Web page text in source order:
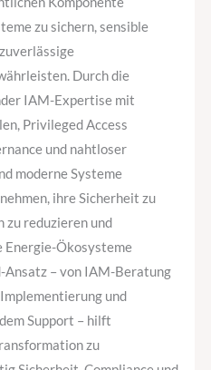
zu sichern, sensible
Durch die
IAM-Expertise mit
Privileged Access
und nahtloser
moderne Systeme
ihre Sicherheit zu
reduzieren und
Ökosysteme
Ansatz – von IAM-Beratung
und
Support – hilft
zu